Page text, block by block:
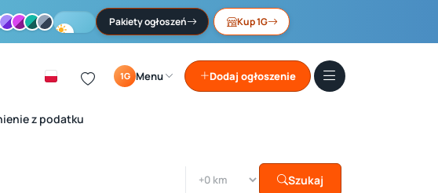
Pakiety ogłoszeń Kup 1G
1G Menu Dodaj ogłoszenie
z podatku
Szukaj